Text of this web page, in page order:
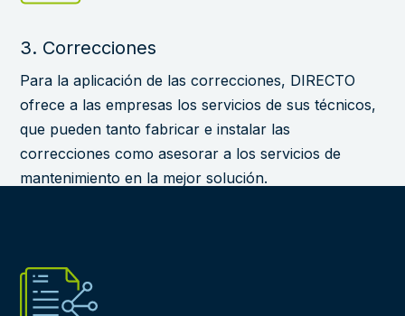
3. Correcciones
Para la aplicación de las correcciones, DIRECTO
ofrece a las empresas los servicios de sus técnicos,
que pueden tanto fabricar e instalar las
correcciones como asesorar a los servicios de
mantenimiento en la mejor solución.